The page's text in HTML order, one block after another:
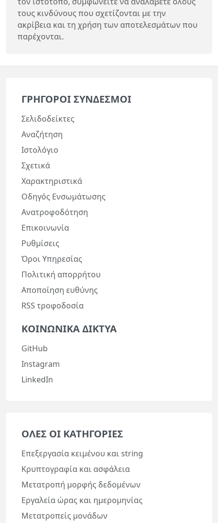
τους κινδύνους που σχετίζονται με την
ακρίβεια και τη χρήση των αποτελεσμάτων που
παρέχονται.
ΓΡΉΓΟΡΟΙ ΣΎΝΔΕΣΜΟΙ
Σελιδοδείκτες
Αναζήτηση
Ιστολόγιο
Σχετικά
Χαρακτηριστικά
Οδηγός Ενσωμάτωσης
Ανατροφοδότηση
Επικοινωνία
Ρυθμίσεις
Όροι Υπηρεσίας
Πολιτική απορρήτου
Αποποίηση ευθύνης
RSS τροφοδοσία
ΚΟΙΝΩΝΙΚΆ ΔΊΚΤΥΑ
GitHub
Instagram
LinkedIn
ΌΛΕΣ ΟΙ ΚΑΤΗΓΟΡΊΕΣ
Επεξεργασία κειμένου και string
Κρυπτογραφία και ασφάλεια
Μετατροπή μορφής δεδομένων
Εργαλεία ώρας και ημερομηνίας
Μετατροπείς μονάδων